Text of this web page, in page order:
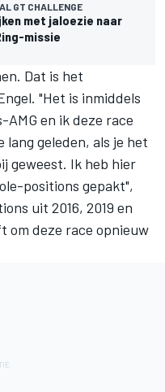
GT CHALLENGE
met jaloezie naar
missie
Dat is het
"Het is inmiddels
en ik deze race
geleden, als je het
geweest. Ik heb hier
positions gepakt",
uit 2016, 2019 en
om deze race opnieuw